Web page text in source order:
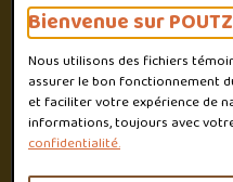
Bienvenue sur
Nous utilisons des fichiers
assurer le bon fonctionnement
et faciliter votre expérience de
informations, toujours avec
confidentialité.